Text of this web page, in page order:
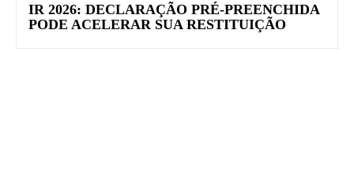
IR 2026: DECLARAÇÃO PRÉ-PREENCHIDA
PODE ACELERAR SUA RESTITUIÇÃO